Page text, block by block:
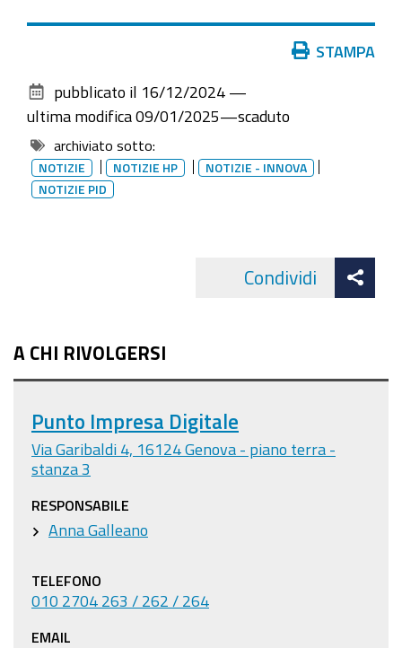
documento
STAMPA
pubblicato il 16/12/2024 —
ultima modifica 09/01/2025—scaduto
archiviato sotto:
NOTIZIE NOTIZIE HP
NOTIZIE - INNOVA
NOTIZIE PID
Condividi
A CHI RIVOLGERSI
Punto Impresa Digitale
Via Garibaldi 4, 16124 Genova - piano terra -
stanza 3
RESPONSABILE
Anna Galleano
TELEFONO
010 2704 263 / 262 / 264
EMAIL